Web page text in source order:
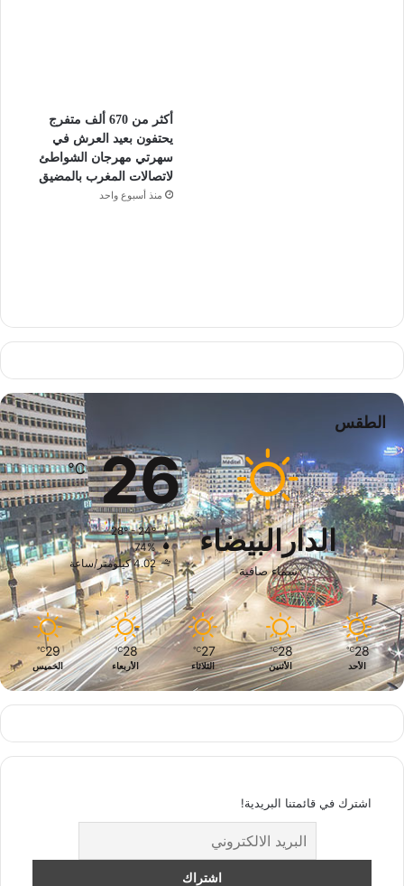
أكثر من 670 ألف متفرج
يحتفون بعيد العرش في
سهرتي مهرجان الشواطئ
لاتصالات المغرب بالمضيق
منذ أسبوع واحد
الطقس
الدارالبيضاء
سماء صافية
26
℃
28º - 24º
74%
4.02 كيلومتر/ساعة
28
℃
الأحد
28
℃
الأثنين
27
℃
الثلاثاء
28
℃
الأربعاء
29
℃
الخميس
اشترك في قائمتنا البريدية!